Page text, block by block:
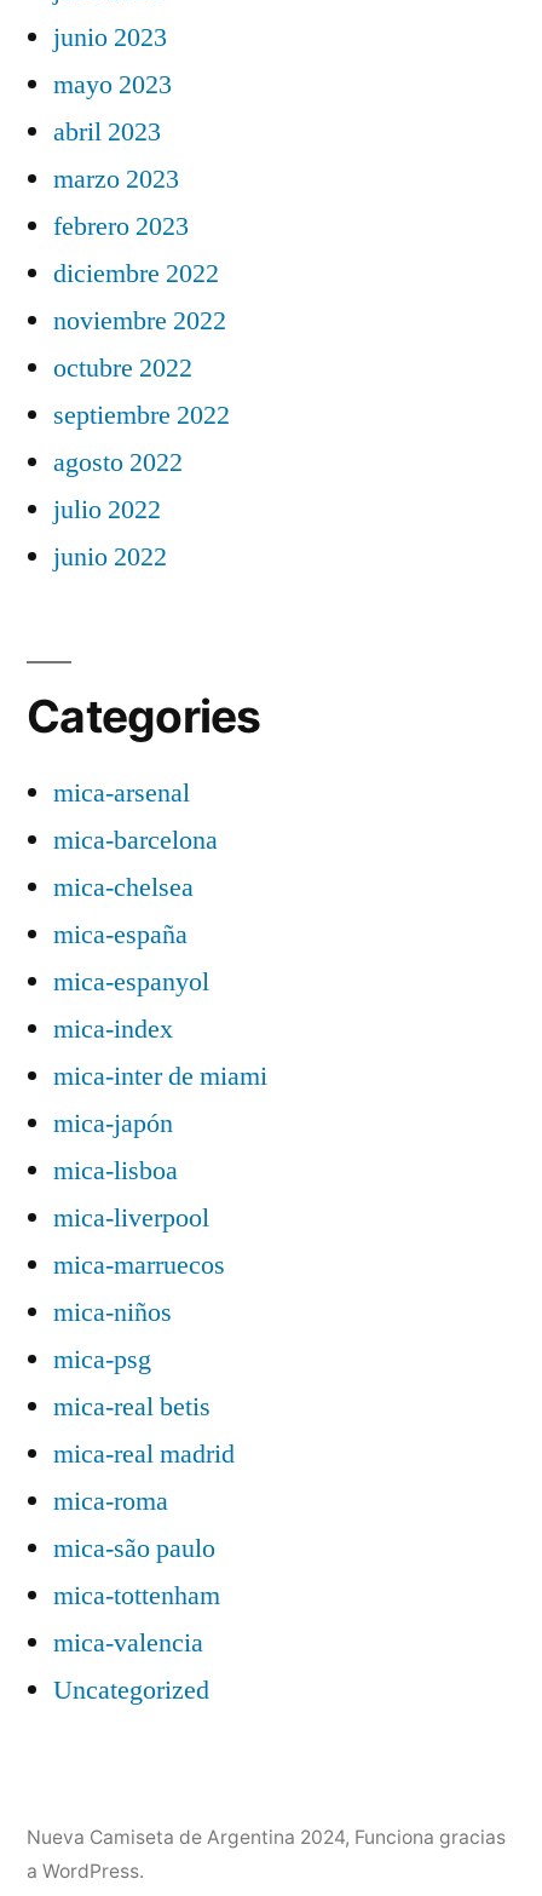
junio 2023
mayo 2023
abril 2023
marzo 2023
febrero 2023
diciembre 2022
noviembre 2022
octubre 2022
septiembre 2022
agosto 2022
julio 2022
junio 2022
Categories
mica-arsenal
mica-barcelona
mica-chelsea
mica-españa
mica-espanyol
mica-index
mica-inter de miami
mica-japón
mica-lisboa
mica-liverpool
mica-marruecos
mica-niños
mica-psg
mica-real betis
mica-real madrid
mica-roma
mica-são paulo
mica-tottenham
mica-valencia
Uncategorized
Nueva Camiseta de Argentina 2024, Funciona gracias
a WordPress.